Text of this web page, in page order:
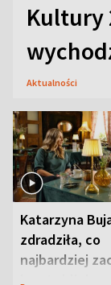
Kultury
Aktualności
Katarzyna
zdradziła, co
najbardziej
ją w Lublinie